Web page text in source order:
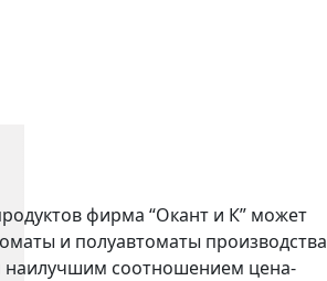
фирма “Окант и К” может
и полуавтоматы производства
наилучшим соотношением цена-